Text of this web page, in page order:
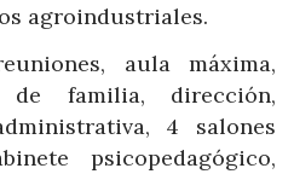
agroindustriales.
aula máxima,
familia, dirección,
4 salones
psicopedagógico,